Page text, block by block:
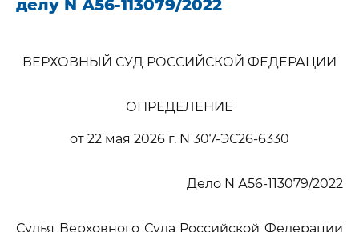
делу N А56-113079/2022
ВЕРХОВНЫЙ СУД РОССИЙСКОЙ ФЕДЕРАЦИИ
ОПРЕДЕЛЕНИЕ
от 22 мая 2026 г. N 307-ЭС26-6330
Дело N А56-113079/2022
Судья Верховного Суда Российской Федерации